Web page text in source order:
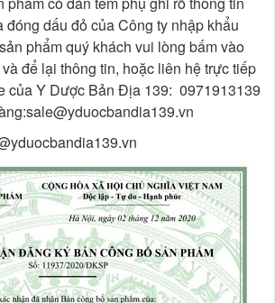
đóng dấu đỏ của Công ty nhập khẩu
phẩm quý khách vui lòng bấm vào
để lại thông tin, hoặc liên hệ trực tiếp
của Y Dược Bản Địa 139: 0971913139